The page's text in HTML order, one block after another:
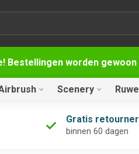
Bestellingen worden
Scenery
Gratis
binnen 60 dagen